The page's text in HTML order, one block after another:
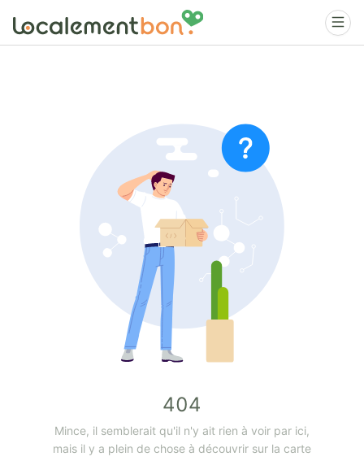
404
Mince, il semblerait qu'il n'y ait rien à voir par ici,
mais il y a plein de chose à découvrir sur la carte